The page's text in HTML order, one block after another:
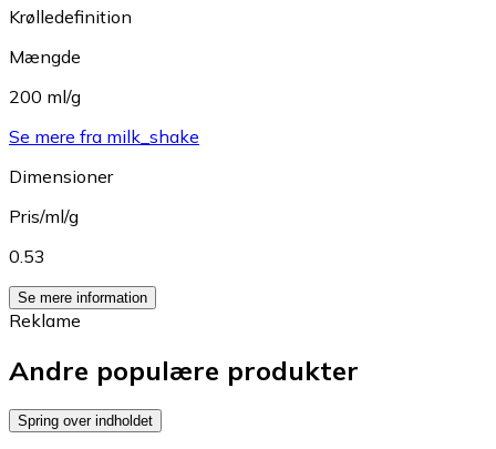
Krølledefinition
Mængde
200 ml/g
Se mere fra milk_shake
Dimensioner
Pris/ml/g
0.53
Se mere information
Reklame
Andre populære produkter
Spring over indholdet